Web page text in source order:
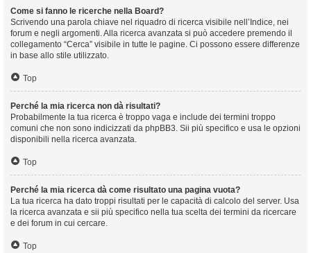
Come si fanno le ricerche nella Board?
Scrivendo una parola chiave nel riquadro di ricerca visibile nell’Indice, nei
forum e negli argomenti. Alla ricerca avanzata si può accedere premendo il
collegamento “Cerca” visibile in tutte le pagine. Ci possono essere differenze
in base allo stile utilizzato.
Top
Perché la mia ricerca non dà risultati?
Probabilmente la tua ricerca è troppo vaga e include dei termini troppo
comuni che non sono indicizzati da phpBB3. Sii più specifico e usa le opzioni
disponibili nella ricerca avanzata.
Top
Perché la mia ricerca dà come risultato una pagina vuota?
La tua ricerca ha dato troppi risultati per le capacità di calcolo del server. Usa
la ricerca avanzata e sii più specifico nella tua scelta dei termini da ricercare
e dei forum in cui cercare.
Top